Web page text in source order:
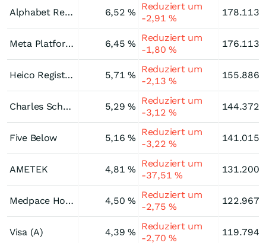
Alphabet Registered (C) 6,52 %
Reduziert um
-2,91 %
Meta Platforms (A) 6,45 %
Reduziert um
-1,80 %
Heico Registered (A) 5,71 %
Reduziert um
-2,13 %
Charles Schwab 5,29 %
Reduziert um
-3,12 %
Five Below 5,16 %
Reduziert um
-3,22 %
AMETEK 4,81 %
Reduziert um
-37,51 %
Medpace Holdings 4,50 %
Reduziert um
-2,75 %
Visa (A) 4,39 %
Reduziert um
-2,70 %